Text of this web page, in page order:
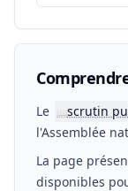
Le 📖scrutin
l'Assemblée
La page
disponibles